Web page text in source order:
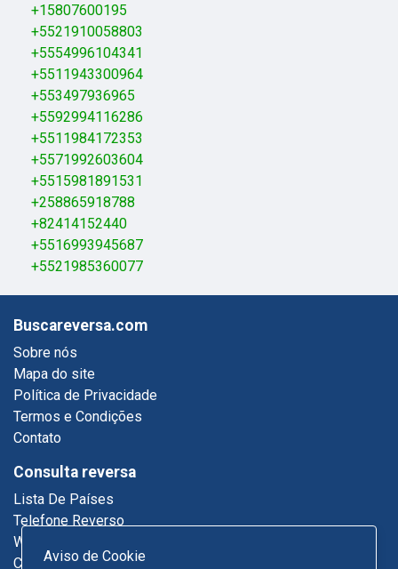
+15807600195
+5521910058803
+5554996104341
+5511943300964
+553497936965
+5592994116286
+5511984172353
+5571992603604
+5515981891531
+258865918788
+82414152440
+5516993945687
+5521985360077
Aviso de Cookie
Buscareversa.com
Sobre nós
Mapa do site
Política de Privacidade
Termos e Condições
Contato
Consulta reversa
Lista De Países
Telefone Reverso
Who Called Me
Consulta De Email